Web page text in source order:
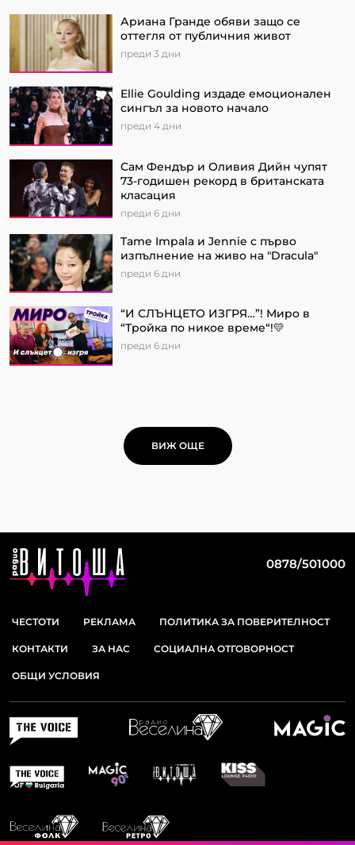
Ариана Гранде обяви защо се
оттегля от публичния живот
преди 3 дни
Ellie Goulding издаде емоционален
сингъл за новото начало
преди 4 дни
Сам Фендър и Оливия Дийн чупят
73-годишен рекорд в британската
класация
преди 6 дни
Tame Impala и Jennie с първо
изпълнение на живо на "Dracula"
преди 6 дни
“И СЛЪНЦЕТО ИЗГРЯ…”! Миро в
“Тройка по никое време“!💛
преди 6 дни
ВИЖ ОЩЕ
0878/501000
ЧЕСТОТИ РЕКЛАМА ПОЛИТИКА ЗА ПОВЕРИТЕЛНОСТ
КОНТАКТИ ЗА НАС СОЦИАЛНА ОТГОВОРНОСТ
ОБЩИ УСЛОВИЯ